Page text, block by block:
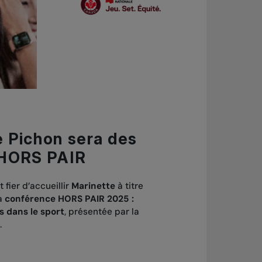
Pichon sera des
PAIR
fier d’accueillir Marinette à titre
conférence HORS PAIR 2025 :
dans le sport, présentée par la